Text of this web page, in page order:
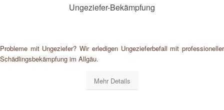
Ungeziefer-Bekämpfung
Probleme mit Ungeziefer? Wir erledigen Ungezieferbefall mit professioneller
Schädlingsbekämpfung im Allgäu.
Mehr Details